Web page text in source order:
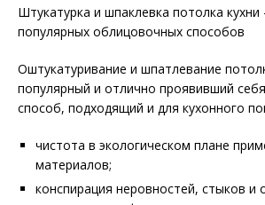
Штукатурка и шпаклевка потолка кухни
популярных облицовочных способов
Оштукатуривание и шпатлевание
популярный и отлично проявивший
способ, подходящий и для кухонного
чистота в экологическом плане
материалов;
конспирация неровностей, стыков и